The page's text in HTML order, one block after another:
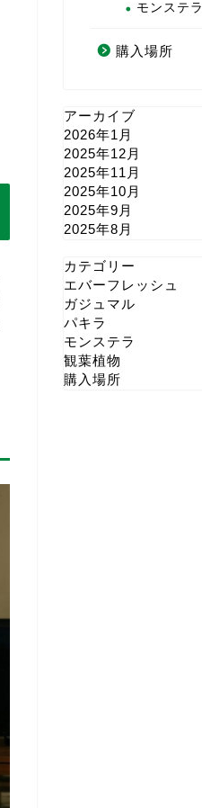
モンステラ
購入場所
アーカイブ
2026年1月
2025年12月
2025年11月
2025年10月
2025年9月
2025年8月
カテゴリー
エバーフレッシュ
ガジュマル
パキラ
モンステラ
観葉植物
購入場所